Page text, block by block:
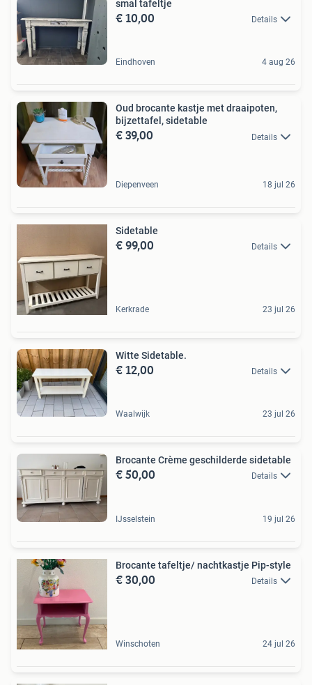
smal tafeltje
€ 10,00 Details
Eindhoven 4 aug 26
Oud brocante kastje met draaipoten,
bijzettafel, sidetable
€ 39,00 Details
Diepenveen 18 jul 26
Sidetable
€ 99,00 Details
Kerkrade 23 jul 26
Witte Sidetable.
€ 12,00 Details
Waalwijk 23 jul 26
Brocante Crème geschilderde sidetable
€ 50,00 Details
IJsselstein 19 jul 26
Brocante tafeltje/ nachtkastje Pip-style
€ 30,00 Details
Winschoten 24 jul 26